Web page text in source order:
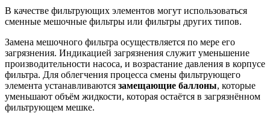
В качестве фильтрующих элементов могут использоваться
сменные мешочные фильтры или фильтры других типов.
Замена мешочного фильтра осуществляется по мере его
загрязнения. Индикацией загрязнения служит уменьшение
производительности насоса, и возрастание давления в корпусе
фильтра. Для облегчения процесса смены фильтрующего
элемента устанавливаются замещающие баллоны, которые
уменьшают объём жидкости, которая остаётся в загрязнённом
фильтрующем мешке.